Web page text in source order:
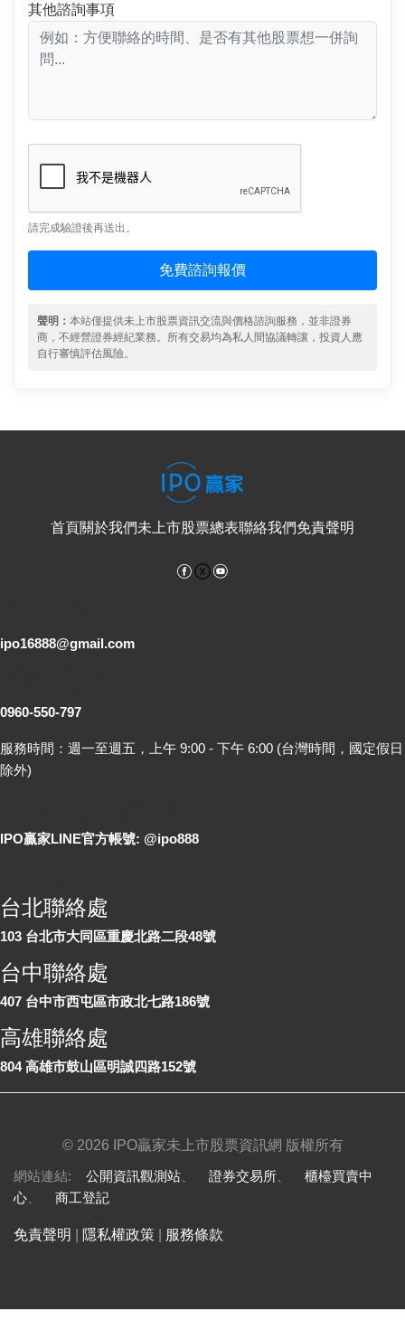
其他諮詢事項
請完成驗證後再送出。
免費諮詢報價
聲明： 本站僅提供未上市股票資訊交流與價格諮詢服務，並非證券
商，不經營證券經紀業務。所有交易均為私人間協議轉讓，投資人應
自行審慎評估風險。
首頁關於我們未上市股票總表聯絡我們免責聲明
Facebook
ipo16888@gmail.com
0960-550-797
服務時間：週一至週五，上午 9:00 - 下午 6:00 (台灣時間，國定假日
除外)
IPO贏家LINE官方帳號: @ipo888
台北聯絡處
103 台北市大同區重慶北路二段48號
台中聯絡處
407 台中市西屯區市政北七路186號
高雄聯絡處
804 高雄市鼓山區明誠四路152號
© 2026 IPO贏家未上市股票資訊網 版權所有
網站連結: 公開資訊觀測站 證券交易所
櫃檯買賣中
心
商工登記
免責聲明 隱私權政策 服務條款